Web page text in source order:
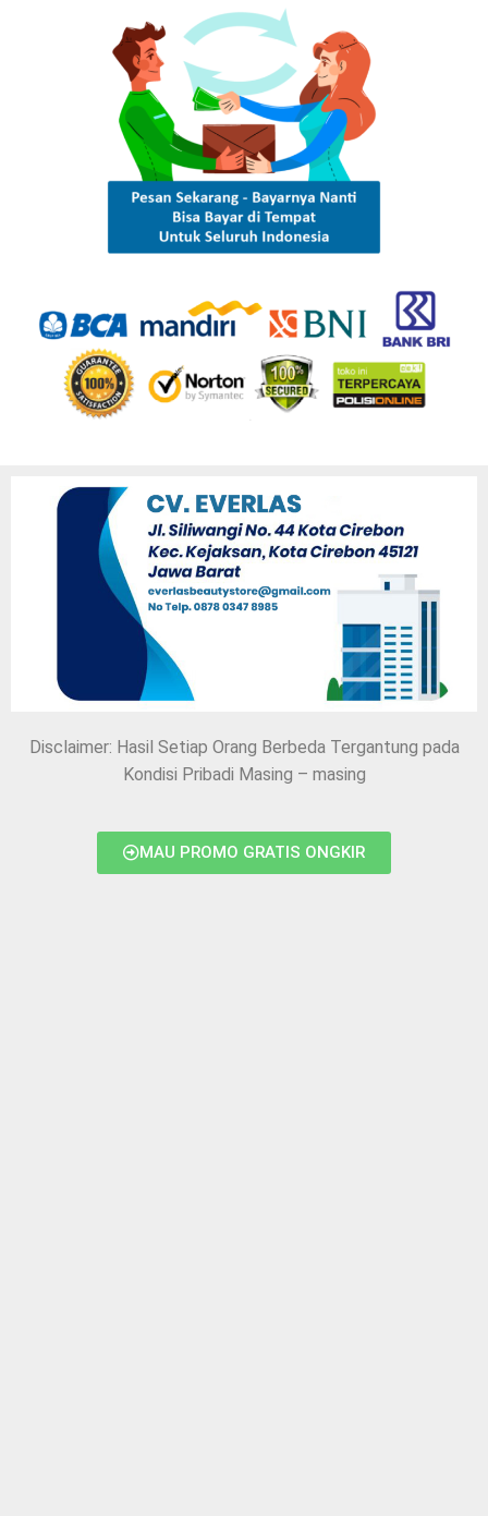
Disclaimer: Hasil Setiap Orang Berbeda Tergantung pada
Kondisi Pribadi Masing – masing
MAU PROMO GRATIS ONGKIR